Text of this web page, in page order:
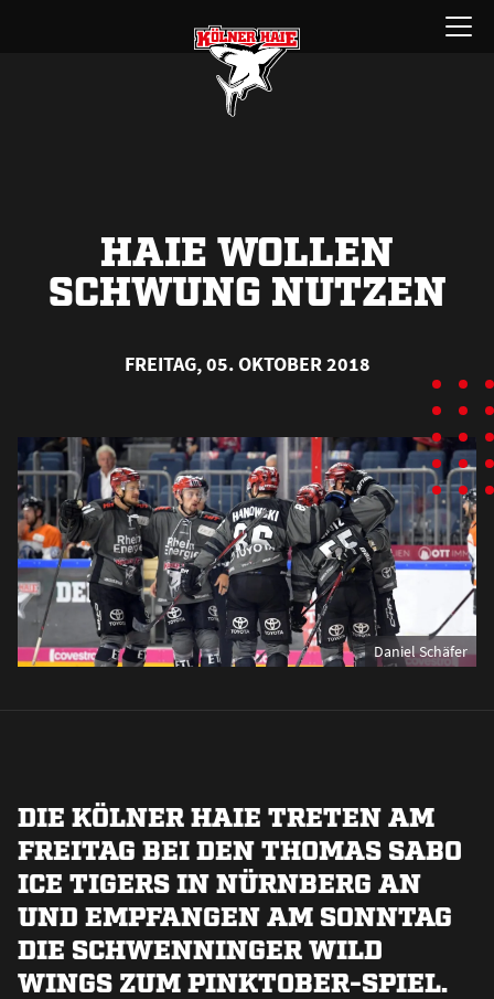
Menü
öffnen
HAIE WOLLEN
SCHWUNG NUTZEN
FREITAG, 05. OKTOBER 2018
Daniel Schäfer
DIE KÖLNER HAIE TRETEN AM
FREITAG BEI DEN THOMAS SABO
ICE TIGERS IN NÜRNBERG AN
UND EMPFANGEN AM SONNTAG
DIE SCHWENNINGER WILD
WINGS ZUM PINKTOBER-SPIEL.